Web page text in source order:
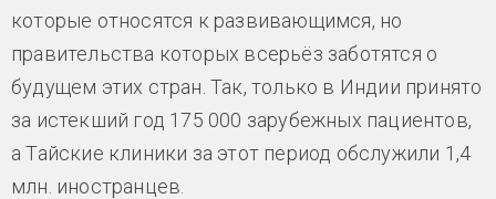
которые относятся к развивающимся, но
правительства которых всерьёз заботятся о
будущем этих стран. Так, только в Индии принято
за истекший год 175 000 зарубежных пациентов,
а Тайские клиники за этот период обслужили 1,4
млн. иностранцев.